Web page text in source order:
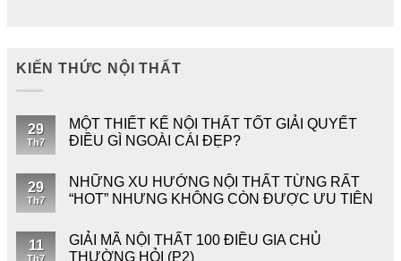
KIẾN THỨC NỘI THẤT
29
Th7
MỘT THIẾT KẾ NỘI THẤT TỐT GIẢI QUYẾT
ĐIỀU GÌ NGOÀI CÁI ĐẸP?
29
Th7
NHỮNG XU HƯỚNG NỘI THẤT TỪNG RẤT
“HOT” NHƯNG KHÔNG CÒN ĐƯỢC ƯU TIÊN
11
Th7
GIẢI MÃ NỘI THẤT 100 ĐIỀU GIA CHỦ
THƯỜNG HỎI (P2)